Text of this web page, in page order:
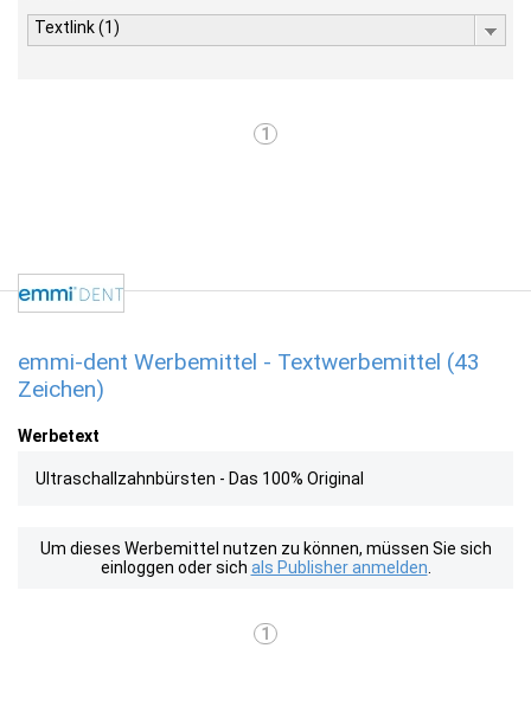
Textlink (1)
1
emmi-dent Werbemittel - Textwerbemittel (43
Zeichen)
Werbetext
Ultraschallzahnbürsten - Das 100% Original
Um dieses Werbemittel nutzen zu können, müssen Sie sich
einloggen oder sich als Publisher anmelden
1